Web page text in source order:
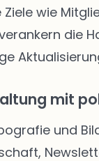
wie
die
mit
und